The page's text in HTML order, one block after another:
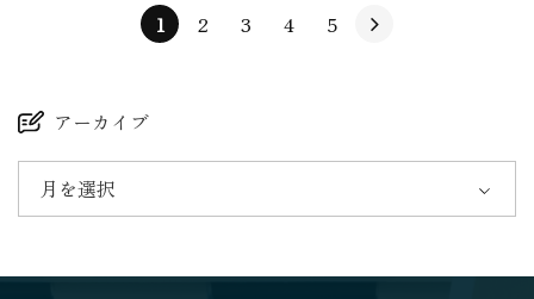
1 2 3 4 5
アーカイブ
月を選択